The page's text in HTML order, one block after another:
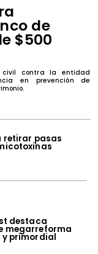
retirar pasas
destaca
megarreforma
y primordial
de
$500
civil contra la entidad
en prevención de